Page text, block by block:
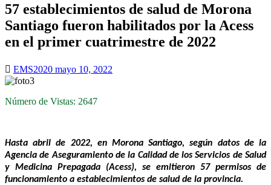
57 establecimientos de salud de Morona
Santiago fueron habilitados por la Acess
en el primer cuatrimestre de 2022
EMS2020 mayo 10, 2022
Número de Vistas: 2647
Hasta abril de 2022, en Morona Santiago, según datos de la
Agencia de Aseguramiento de la Calidad de los Servicios de Salud
y Medicina Prepagada (Acess), se emitieron 57 permisos de
funcionamiento a establecimientos de salud de la provincia.